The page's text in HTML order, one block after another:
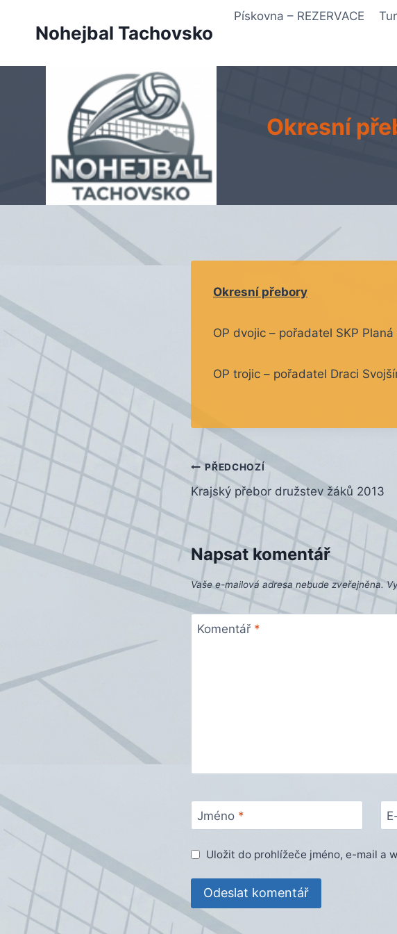
Nohejbal Tachovsko
Pískovna – REZERVACE
Okresní
Okresní přebory
OP dvojic – pořadatel SKP
OP trojic – pořadatel Draci
Navigace
pro
příspěvek
PŘEDCHOZÍ
Krajský přebor družstev žáků 2013
Napsat komentář
Vaše e-mailová adresa nebude zveřejněna.
Komentář *
Jméno *
Uložit do prohlížeče jméno, e-mail a